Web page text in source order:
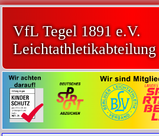
VfL Tegel 1891 e.V.
Leichtathletikabteilung